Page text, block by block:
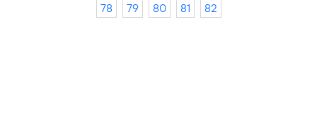
78
79 80 81 82